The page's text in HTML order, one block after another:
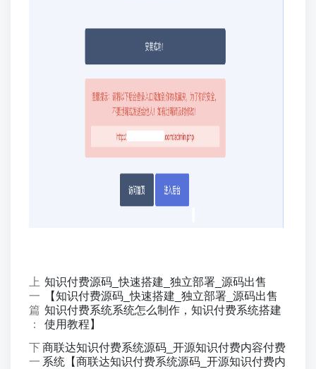
上
一
篇
：
知识付费源码_快速搭建_独立部署_源码出售
【知识付费源码_快速搭建_独立部署_源码出售
知识付费系统系统怎么制作，知识付费系统搭建
使用教程】
下
一
商联达知识付费系统源码_开源知识付费内容付费
系统【商联达知识付费系统源码_开源知识付费内